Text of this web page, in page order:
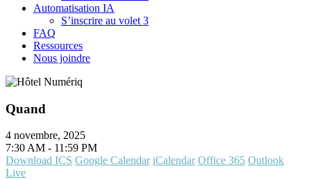
Automatisation IA
S’inscrire au volet 3
FAQ
Ressources
Nous joindre
Quand
4 novembre, 2025
7:30 AM - 11:59 PM
Download ICS Google Calendar iCalendar Office 365 Outlook
Live